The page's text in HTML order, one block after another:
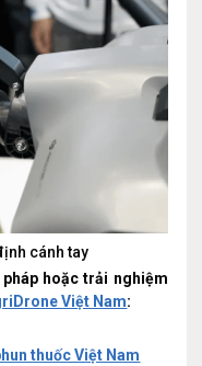
cánh tay
hoặc trải nghiệm
Việt Nam:
thuốc Việt Nam